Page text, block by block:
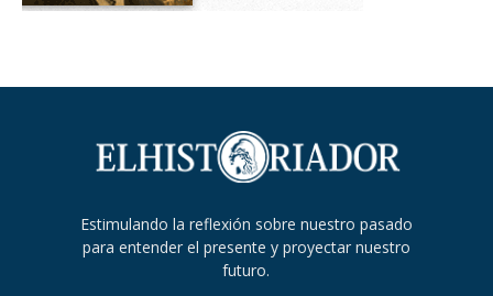
Estimulando la reflexión sobre nuestro pasado
para entender el presente y proyectar nuestro
futuro.